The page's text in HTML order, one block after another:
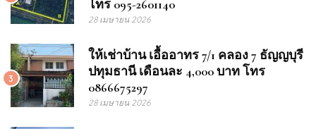
โทร 095-2601140
28 เมษายน 2026
3
ให้เช่าบ้าน เอื้ออาทร 7/1 คลอง 7 ธัญญบุรี
ปทุมธานี เดือนละ 4,000 บาท โทร
0866675297
28 เมษายน 2026